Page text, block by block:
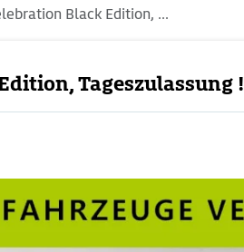
Black Edition, ...
Tageszulassung !